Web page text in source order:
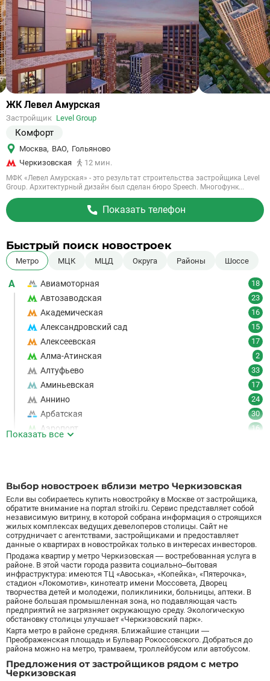
Ссылка
объект
ЖК Левел Амурская
Застройщик Level Group
Комфорт
Москва, ВАО, Гольяново
Черкизовская
12 мин.
МФК «Левел Амурская» - это результат строительства застройщика Level
Group. Архитектурный дизайн был сделан бюро Speech. Многофунк...
Показать телефон
Быстрый поиск новостроек
Метро МЦК МЦД Округа Районы Шоссе
А Авиамоторная 18
Автозаводская 23
Академическая 16
Александровский сад 15
Алексеевская 17
Алма-Атинская 2
Алтуфьево 33
Аминьевская 17
Аннино 24
Арбатская 30
Аэропорт 16
Баррикадная
Бауманская 25
Беговая 11
Беломорская
Белорусская 23
Беляево
Бибирево
Библиотека имени Ленина
Битцевский парк
Борисово
Боровицкая 15
Боровское шоссе
Ботанический сад
Показать все
Выбор новостроек вблизи метро Черкизовская
Если вы собираетесь купить новостройку в Москве от застройщика,
обратите внимание на портал stroiki.ru. Сервис представляет собой
независимую витрину, в которой собрана информация о строящихся
жилых комплексах ведущих девелоперов столицы. Сайт не
сотрудничает с агентствами, застройщиками и предоставляет
данные о квартирах в новостройках только в интересах инвесторов.
Продажа квартир у метро Черкизовская — востребованная услуга в
районе. В этой части города развита социально–бытовая
инфраструктура: имеются ТЦ «Авоська», «Копейка», «Пятерочка»,
стадион «Локомотив», кинотеатр имени Моссовета, Дворец
творчества детей и молодежи, поликлиники, больницы, аптеки. В
районе большая промышленная зона, но подавляющая часть
предприятий не загрязняет окружающую среду. Экологическую
обстановку столицы улучшает «Черкизовский парк».
Карта метро в районе средняя. Ближайшие станции —
Преображенская площадь и Бульвар Рокоссовского. Добраться до
района можно на метро, трамваем, троллейбусом или автобусом.
Предложения от застройщиков рядом с метро
Черкизовская